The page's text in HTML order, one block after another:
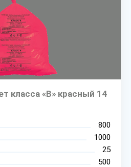
класса «В» красный 14
800
1000
25
500